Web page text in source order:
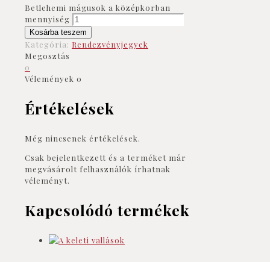
Betlehemi mágusok a középkorban
mennyiség
Kosárba teszem
Kategória: Rendezvényjegyek
Megosztás
0
Vélemények 0
Értékelések
Még nincsenek értékelések.
Csak bejelentkezett és a terméket már
megvásárolt felhasználók írhatnak
véleményt.
Kapcsolódó termékek